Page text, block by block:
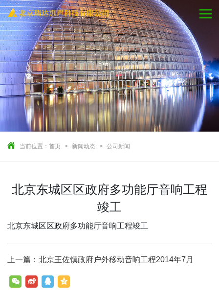
当前位置： 首页 新闻动态 公司新闻
北京东城区区政府多功能厅音响工程
竣工
北京东城区区政府多功能厅音响工程竣工
上一篇：北京王佐镇政府户外移动音响工程2014年7月